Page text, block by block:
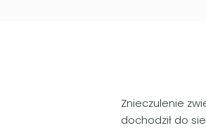
Znieczulenie
dochodził do